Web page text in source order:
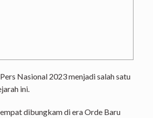
Nasional 2023 menjadi salah satu
ini.
dibungkam di era Orde Baru